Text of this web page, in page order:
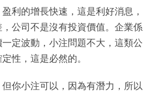
利的增長快速，這是利好消息，
公司不是沒有投資價值。企業係
定波動，小注問題不大，這類公
性，這是必然的。
你小注可以，因為有潛力，所以